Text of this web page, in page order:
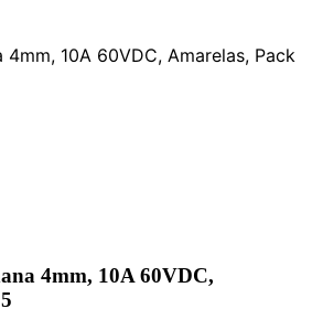
4mm, 10A 60VDC, Amarelas, Pack
4mm, 10A 60VDC,